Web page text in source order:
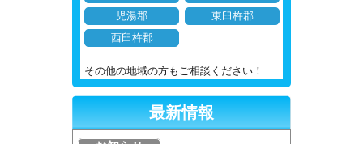
児湯郡
東臼杵郡
西臼杵郡
その他の地域の方もご相談ください！
最新情報